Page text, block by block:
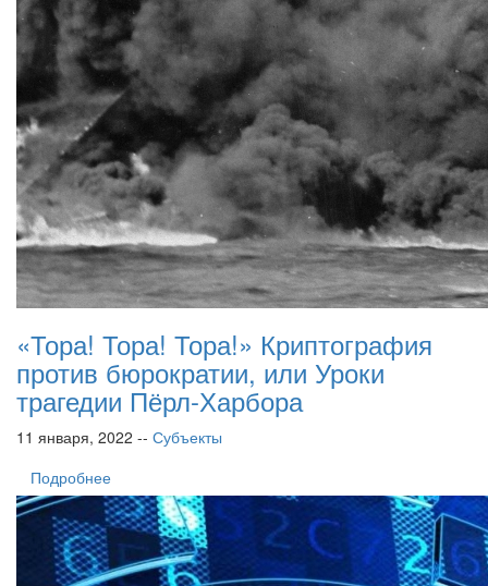
«Тора! Тора! Тора!» Криптография
против бюрократии, или Уроки
трагедии Пёрл-Харбора
11 января, 2022 -- Субъекты
Подробнее